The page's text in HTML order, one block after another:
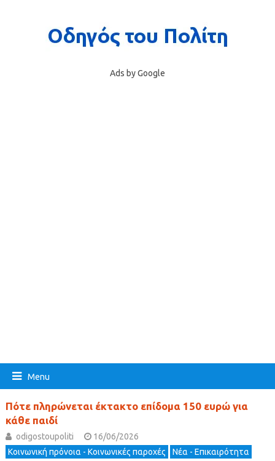
Ads by Google
Menu
Πότε πληρώνεται έκτακτο επίδομα 150 ευρώ για
κάθε παιδί
odigostoupoliti
16/06/2026
Κοινωνική πρόνοια - Κοινωνικές παροχές
Νέα - Επικαιρότητα